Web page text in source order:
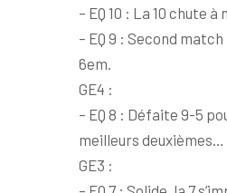
– EQ 10 : La 10 chute
– EQ 9 : Second
6em.
GE4 :
– EQ 8 : Défaite 9-5
meilleurs deuxièmes…
GE3 :